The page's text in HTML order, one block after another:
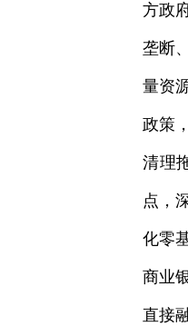
方政
垄断
量资
政策
清理
点，
化零
商业
直接